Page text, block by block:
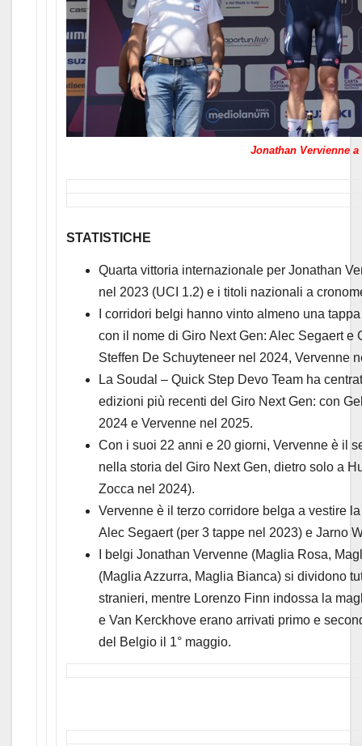
Jonathan Vervienne a
STATISTICHE
Quarta vittoria internazionale per Jonathan
nel 2023 (UCI 1.2) e i titoli nazionali a
I corridori belgi hanno vinto almeno una
con il nome di Giro Next Gen: Alec Segaert e
Steffen De Schuyteneer nel 2024, Vervenne
La Soudal – Quick Step Devo Team ha
edizioni più recenti del Giro Next Gen: con
2024 e Vervenne nel 2025.
Con i suoi 22 anni e 20 giorni, Vervenne è il
nella storia del Giro Next Gen, dietro solo a
Zocca nel 2024).
Vervenne è il terzo corridore belga a vestire
Alec Segaert (per 3 tappe nel 2023) e Jarno
I belgi Jonathan Vervenne (Maglia Rosa,
(Maglia Azzurra, Maglia Bianca) si dividono
stranieri, mentre Lorenzo Finn indossa la
e Van Kerckhove erano arrivati primo e
del Belgio il 1° maggio.